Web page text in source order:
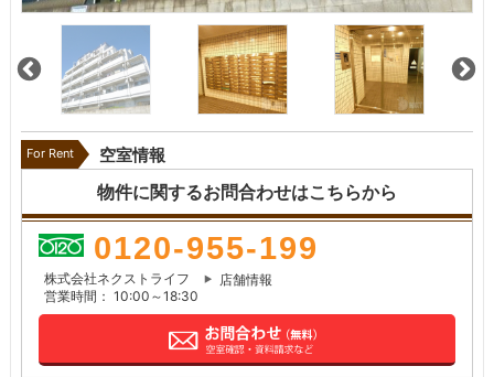
For Rent 空室情報
物件に関するお問合わせはこちらから
0120-955-199
株式会社ネクストライフ
店舗情報
営業時間： 10:00～18:30